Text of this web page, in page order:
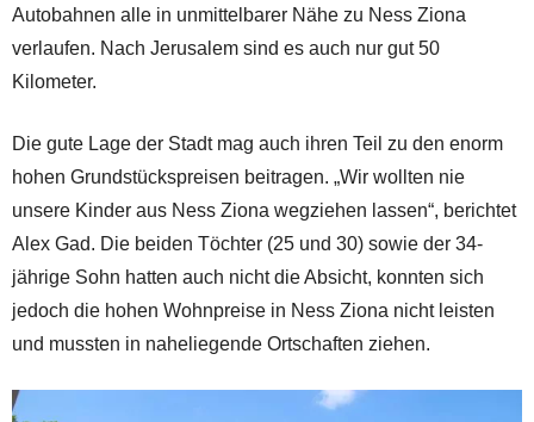
Autobahnen alle in unmittelbarer Nähe zu Ness Ziona
verlaufen. Nach Jerusalem sind es auch nur gut 50
Kilometer.
Die gute Lage der Stadt mag auch ihren Teil zu den enorm
hohen Grundstückspreisen beitragen. „Wir wollten nie
unsere Kinder aus Ness Ziona wegziehen lassen“, berichtet
Alex Gad. Die beiden Töchter (25 und 30) sowie der 34-
jährige Sohn hatten auch nicht die Absicht, konnten sich
jedoch die hohen Wohnpreise in Ness Ziona nicht leisten
und mussten in naheliegende Ortschaften ziehen.